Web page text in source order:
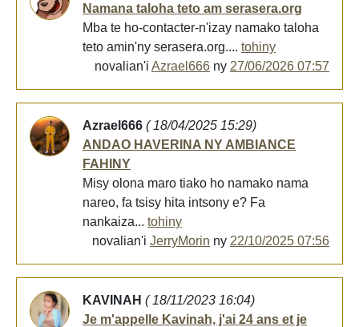
Namana taloha teto am serasera.org
Mba te ho-contacter-n'izay namako taloha
teto amin'ny serasera.org.... tohiny
novalian'i Azrael666 ny 27/06/2026 07:57
Azrael666 ( 18/04/2025 15:29)
ANDAO HAVERINA NY AMBIANCE
FAHINY
Misy olona maro tiako ho namako nama
nareo, fa tsisy hita intsony e? Fa
nankaiza... tohiny
novalian'i JerryMorin ny 22/10/2025 07:56
KAVINAH ( 18/11/2023 16:04)
Je m'appelle Kavinah, j'ai 24 ans et je